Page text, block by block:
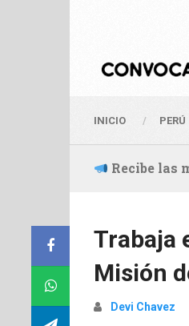
INICIO PERÚ
Recibe las
Trabaja
Misión
Devi Chavez